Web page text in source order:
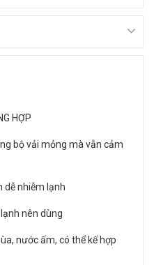
HỢP
bộ vải mỏng mà vẫn cảm
dễ nhiễm lạnh
nên dùng
nước ấm, có thể kế hợp